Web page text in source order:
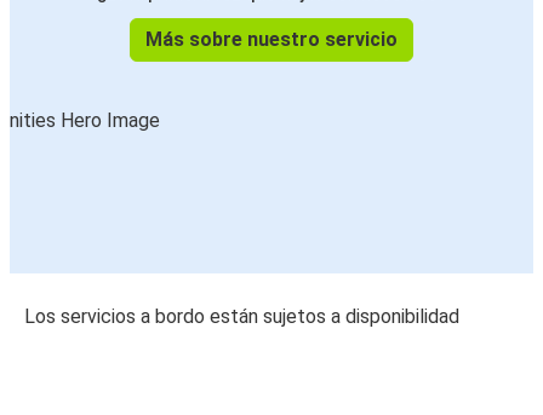
Más sobre nuestro servicio
Los servicios a bordo están sujetos a disponibilidad